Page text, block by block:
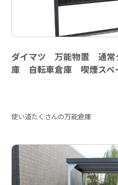
ダイマツ 万能物置 通常
庫 自転車倉庫 喫煙スペ
使い道たくさんの万能倉庫